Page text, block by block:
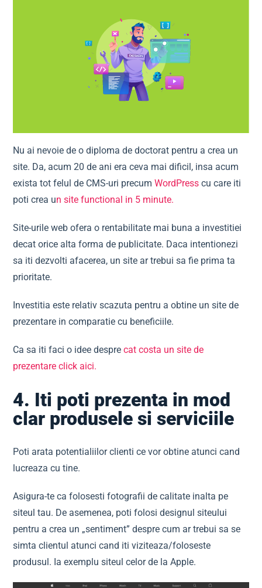
Nu ai nevoie de o diploma de doctorat pentru a crea un
site. Da, acum 20 de ani era ceva mai dificil, insa acum
exista tot felul de CMS-uri precumWordPress cu care iti
poti crea un site functional in 5 minute.
Site-urile web ofera o rentabilitate mai buna a investitiei
decat orice alta forma de publicitate. Daca intentionezi
sa iti dezvolti afacerea, un site ar trebui sa fie prima ta
prioritate.
Investitia este relativ scazuta pentru a obtine un site de
prezentare in comparatie cu beneficiile.
Ca sa iti faci o idee desprecat costa un site de
prezentare click aici.
4. Iti poti prezenta in mod
clar produsele si serviciile
Poti arata potentialiilor clienti ce vor obtine atunci cand
lucreaza cu tine.
Asigura-te ca folosesti fotografii de calitate inalta pe
siteul tau. De asemenea, poti folosi designul siteului
pentru a crea un „sentiment” despre cum ar trebui sa se
simta clientul atunci cand iti viziteaza/foloseste
produsul. Ia exemplu siteul celor de la Apple.